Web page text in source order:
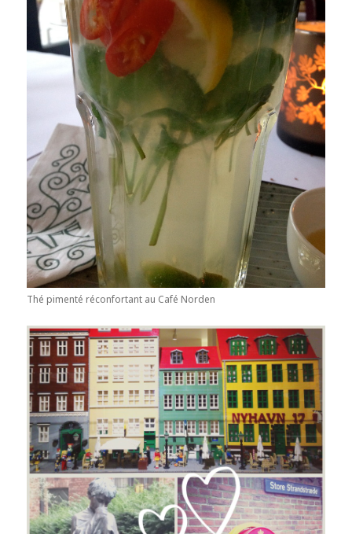
Thé pimenté réconfortant au Café Norden